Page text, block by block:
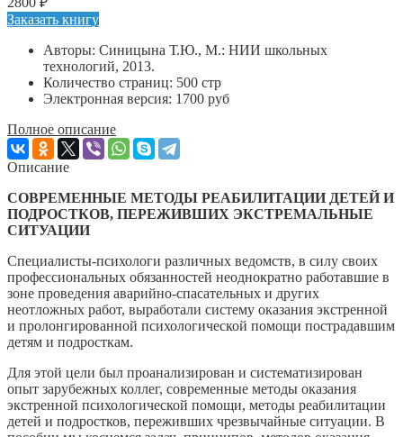
Заказать книгу
Авторы: Синицына Т.Ю., М.: НИИ школьных
технологий, 2013.
Количество страниц: 500 стр
Электронная версия: 1700 руб
Полное описание
Описание
СОВРЕМЕННЫЕ МЕТОДЫ РЕАБИЛИТАЦИИ ДЕТЕЙ И
ПОДРОСТКОВ, ПЕРЕЖИВШИХ ЭКСТРЕМАЛЬНЫЕ
СИТУАЦИИ
Специалисты-психологи различных ведомств, в силу своих
профессиональных обязанностей неоднократно работавшие в
зоне проведения аварийно-спасательных и других
неотложных работ, выработали систему оказания экстренной
и пролонгированной психологической помощи пострадавшим
детям и подросткам.
Для этой цели был проанализирован и систематизирован
опыт зарубежных коллег, современные методы оказания
экстренной психологической помощи, методы реабилитации
детей и подростков, переживших чрезвычайные ситуации. В